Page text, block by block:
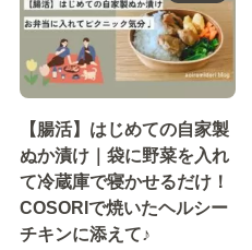
【腸活】はじめての自家製
ぬか漬け｜袋に野菜を入れ
て冷蔵庫で寝かせるだけ！
COSORIで焼いたヘルシー
チキンに添えて♪